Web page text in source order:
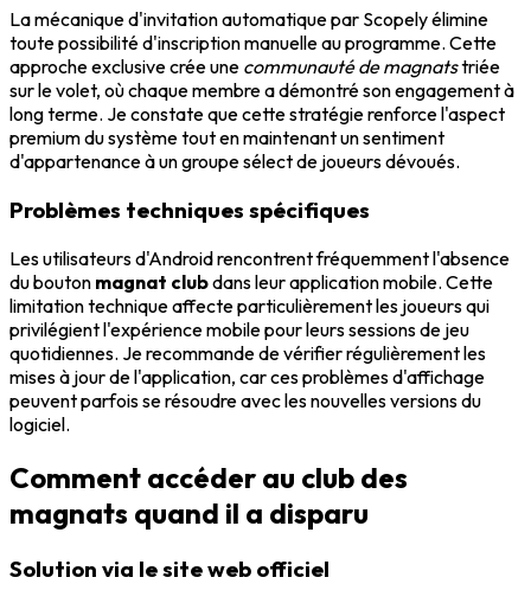
La mécanique d'invitation automatique par Scopely élimine
toute possibilité d'inscription manuelle au programme. Cette
approche exclusive crée une communauté de magnatstriée
sur le volet, où chaque membre a démontré son engagement à
long terme. Je constate que cette stratégie renforce l'aspect
premium du système tout en maintenant un sentiment
d'appartenance à un groupe sélect de joueurs dévoués.
Problèmes techniques spécifiques
Les utilisateurs d'Android rencontrent fréquemment l'absence
du bouton magnat clubdans leur application mobile. Cette
limitation technique affecte particulièrement les joueurs qui
privilégient l'expérience mobile pour leurs sessions de jeu
quotidiennes. Je recommande de vérifier régulièrement les
mises à jour de l'application, car ces problèmes d'affichage
peuvent parfois se résoudre avec les nouvelles versions du
logiciel.
Comment accéder au club des
magnats quand il a disparu
Solution via le site web officiel